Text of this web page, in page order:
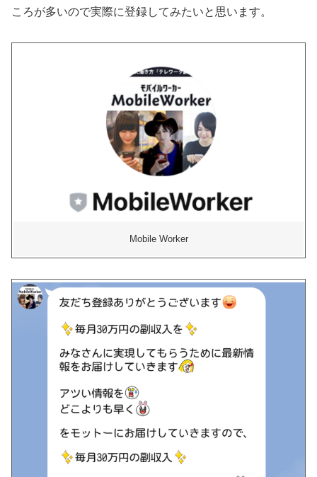
ころが多いので実際に登録してみたいと思います。
Mobile Worker